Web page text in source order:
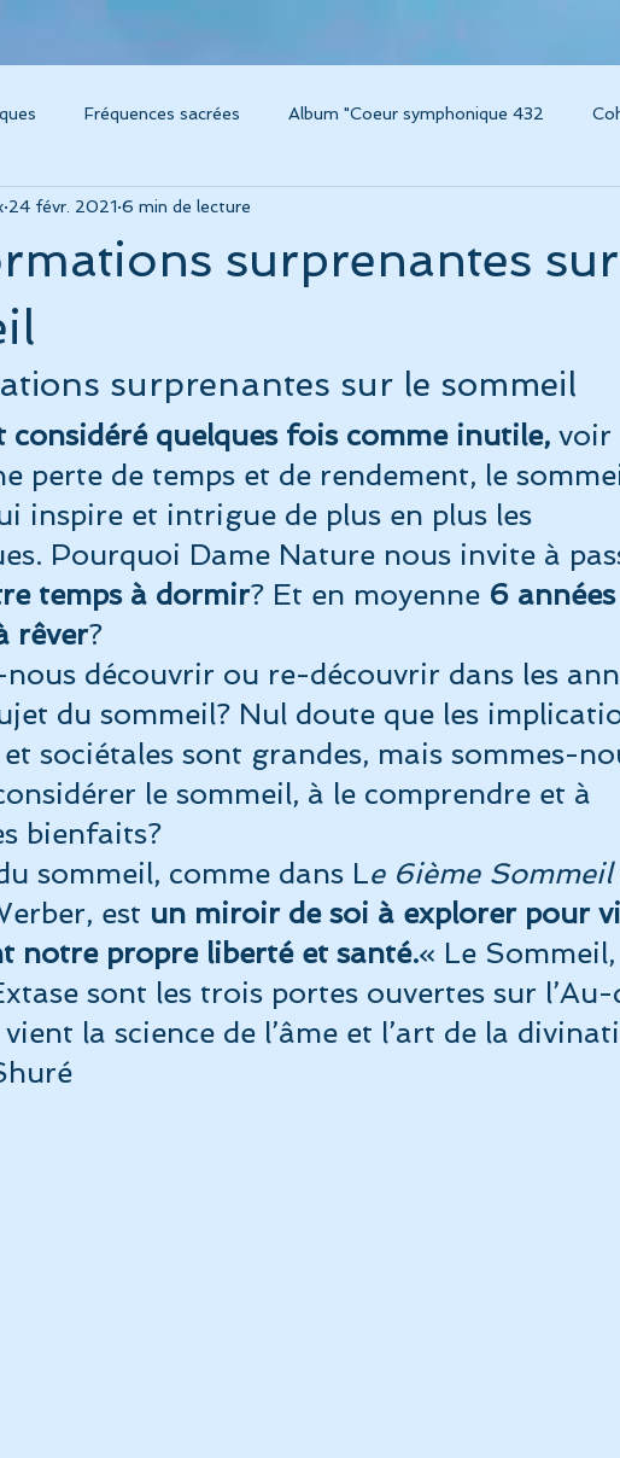
Fréquences sacrées Album "Coeur symphonique 432
Album Caresse Instruments thérapeutiques
Album "Voyage sonore 432"
grossesse, chant et musique Connaissance de soi Album
Technologies modernes pour la santé
Vidéos et reportages Album Fréquence 528 La musique
surprenantes
24 févr. 2021 6 min de lecture
surprenantes sur le sommeil
considéré quelques fois comme inutile, voir
perte de temps et de rendement, le
inspire et intrigue de plus en plus les
Pourquoi Dame Nature nous invite à
temps à dormir? Et en moyenne 6 années
rêver?
nous découvrir ou re-découvrir dans les
du sommeil? Nul doute que les
et sociétales sont grandes, mais sommes-
le sommeil, à le comprendre et à
bienfaits?
sommeil, comme dans Le 6ième Sommeil
est un miroir de soi à explorer pour
notre propre liberté et santé.« Le
sont les trois portes ouvertes sur l’Au-
la science de l’âme et l’art de la